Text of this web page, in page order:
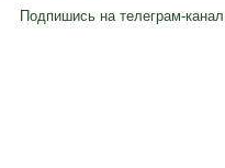
Подпишись на телеграм-